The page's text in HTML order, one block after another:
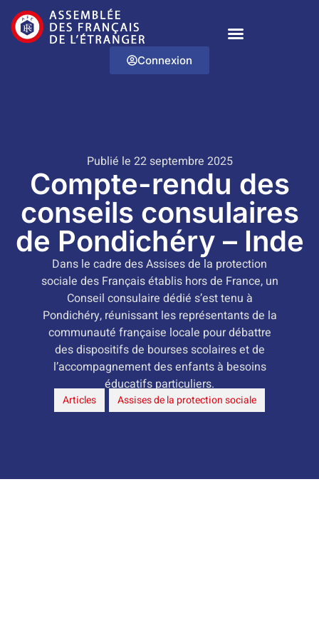
Connexion
Publié le 22 septembre 2025
Compte-rendu des
conseils consulaires
de Pondichéry – Inde
Dans le cadre des Assises de la protection
sociale des Français établis hors de France, un
Conseil consulaire dédié s’est tenu à
Pondichéry, réunissant les représentants de la
communauté française locale pour débattre
des dispositifs de bourses scolaires et de
l’accompagnement des enfants à besoins
éducatifs particuliers.
Articles Assises de la protection sociale